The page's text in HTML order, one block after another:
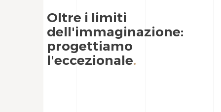
Oltre i limiti
dell'immaginazione:
progettiamo
l'eccezionale.